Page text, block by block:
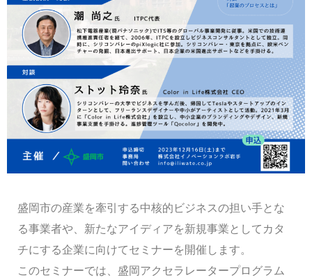
盛岡市の産業を牽引する中核的ビジネスの担い手とな
る事業者や、新たなアイディアを新規事業としてカタ
チにする企業に向けてセミナーを開催します。
このセミナーでは、盛岡アクセラレータープログラム